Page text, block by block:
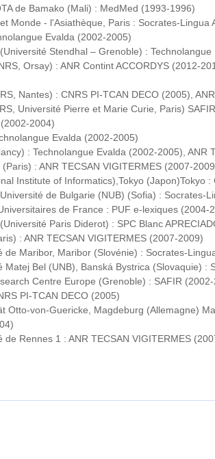
de Bamako (Mali) : MedMed (1993-1996)
Monde - l'Asiathèque, Paris : Socrates-Lingua
Evalda (2002-2005)
Stendhal – Grenoble) :
Orsay) : ANR Contint ACCORDYS (2012-
Nantes) : CNRS PI-TCAN DECO (2005),
Université Pierre et Marie Curie, Paris)
2004)
Evalda (2002-2005)
: Technolangue Evalda (2002-2005), ANR
(Paris) : ANR TECSAN VIGITERMES (2007-
Institute of Informatics),Tokyo (Japon)Tokyo
de Bulgarie (NUB) (Sofia) : Socrates-
de France : PUF e-lexiques (2004-
Paris Diderot) : SPC Blanc
: ANR TECSAN VIGITERMES (2007-2009)
de Maribor, Maribor (Slovénie) : Socrates-
Matej Bel (UNB), Banská Bystrica (Slovaquie) :
Centre Europe (Grenoble) : SAFIR
PI-TCAN DECO (2005)
Otto-von-Guericke, Magdeburg (Allemagne)
de Rennes 1 : ANR TECSAN VIGITERMES